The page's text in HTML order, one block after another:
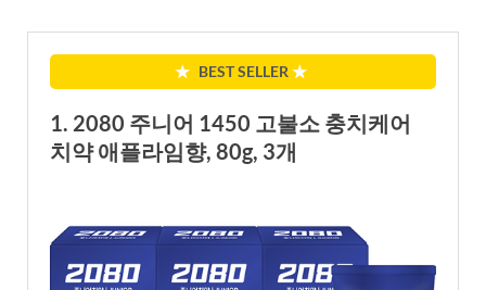
★ BEST SELLER ★
1. 2080 주니어 1450 고불소 충치케어
치약 애플라임향, 80g, 3개